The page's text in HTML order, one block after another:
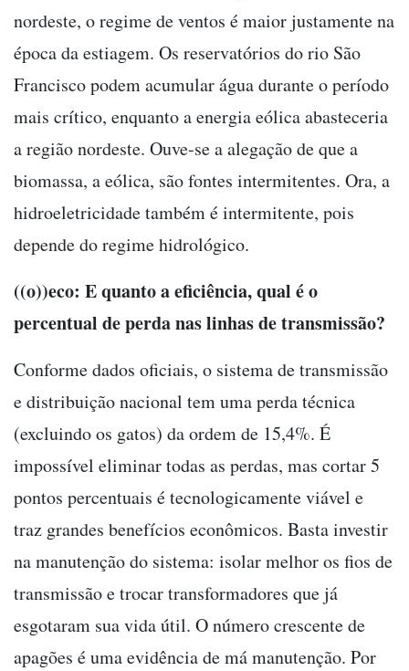
nordeste, o regime de ventos é maior justamente na
época da estiagem. Os reservatórios do rio São
Francisco podem acumular água durante o período
mais crítico, enquanto a energia eólica abasteceria
a região nordeste. Ouve-se a alegação de que a
biomassa, a eólica, são fontes intermitentes. Ora, a
hidroeletricidade também é intermitente, pois
depende do regime hidrológico.
((o))eco: E quanto a eficiência, qual é o
percentual de perda nas linhas de transmissão?
Conforme dados oficiais, o sistema de transmissão
e distribuição nacional tem uma perda técnica
(excluindo os gatos) da ordem de 15,4%. É
impossível eliminar todas as perdas, mas cortar 5
pontos percentuais é tecnologicamente viável e
traz grandes benefícios econômicos. Basta investir
na manutenção do sistema: isolar melhor os fios de
transmissão e trocar transformadores que já
esgotaram sua vida útil. O número crescente de
apagões é uma evidência de má manutenção. Por